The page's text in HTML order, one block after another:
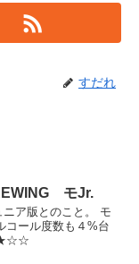
すだれ
モJr.
ア版とのこと。 モ
コール度数も４%台